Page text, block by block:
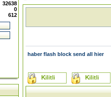
32638
0
612
haber flash block send all hier